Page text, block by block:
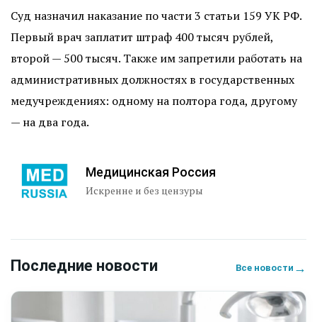
Суд назначил наказание по части 3 статьи 159 УК РФ.
Первый врач заплатит штраф 400 тысяч рублей,
второй — 500 тысяч. Также им запретили работать на
административных должностях в государственных
медучреждениях: одному на полтора года, другому
— на два года.
Медицинская Россия
Искренне и без цензуры
Последние новости Все новости →